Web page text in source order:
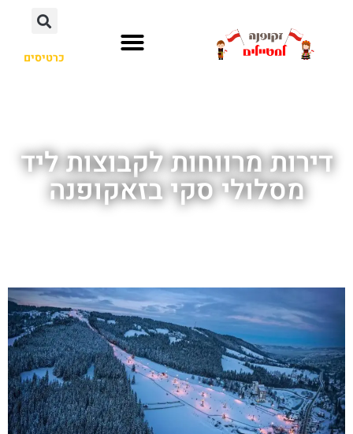
כרטיסים
דירות מרווחות לקבוצות ליד
מסלולי סקי בזאקופנה